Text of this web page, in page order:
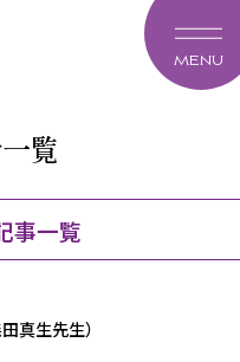
MENU
覧
事一覧
真生先生）